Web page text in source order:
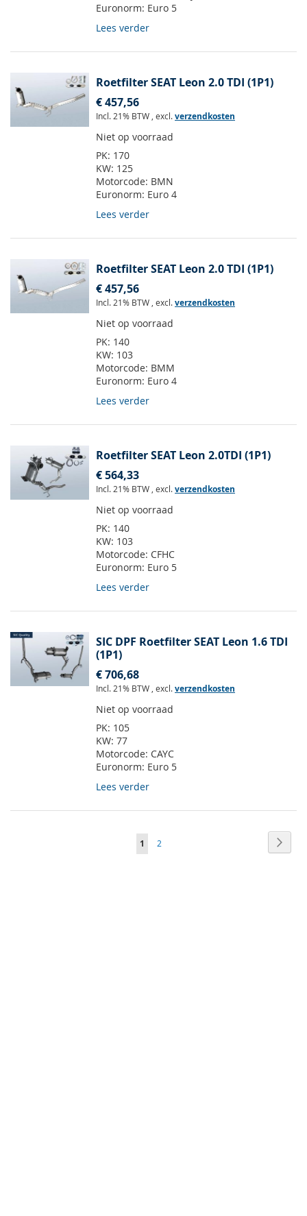
Euronorm: Euro 5
Lees verder
Roetfilter SEAT Leon 2.0 TDI (1P1)
€ 457,56
Incl. 21% BTW , excl.verzendkosten
Niet op voorraad
PK: 170
KW: 125
Motorcode: BMN
Euronorm: Euro 4
Lees verder
Roetfilter SEAT Leon 2.0 TDI (1P1)
€ 457,56
Incl. 21% BTW , excl.verzendkosten
Niet op voorraad
PK: 140
KW: 103
Motorcode: BMM
Euronorm: Euro 4
Lees verder
Roetfilter SEAT Leon 2.0TDI (1P1)
€ 564,33
Incl. 21% BTW , excl.verzendkosten
Niet op voorraad
PK: 140
KW: 103
Motorcode: CFHC
Euronorm: Euro 5
Lees verder
SIC DPF Roetfilter SEAT Leon 1.6 TDI
(1P1)
€ 706,68
Incl. 21% BTW , excl.verzendkosten
Niet op voorraad
PK: 105
KW: 77
Motorcode: CAYC
Euronorm: Euro 5
Lees verder
Pagina
U1 Pagina
2